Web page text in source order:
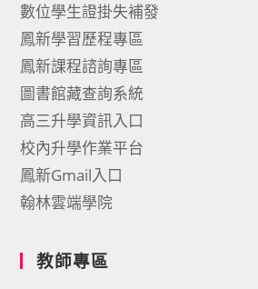
數位學生證掛失補發
鳳新學習歷程專區
鳳新課程諮詢專區
圖書館藏查詢系統
高三升學資訊入口
校內升學作業平台
鳳新Gmail入口
翰林雲端學院
教師專區